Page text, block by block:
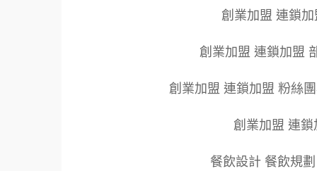
創業加盟 連鎖
創業加盟 連鎖加盟
創業加盟 連鎖加盟 粉絲
創業加盟 連
餐飲設計 餐飲規